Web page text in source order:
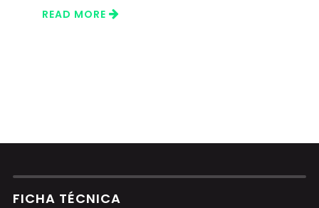
READ MORE
FICHA TÉCNICA